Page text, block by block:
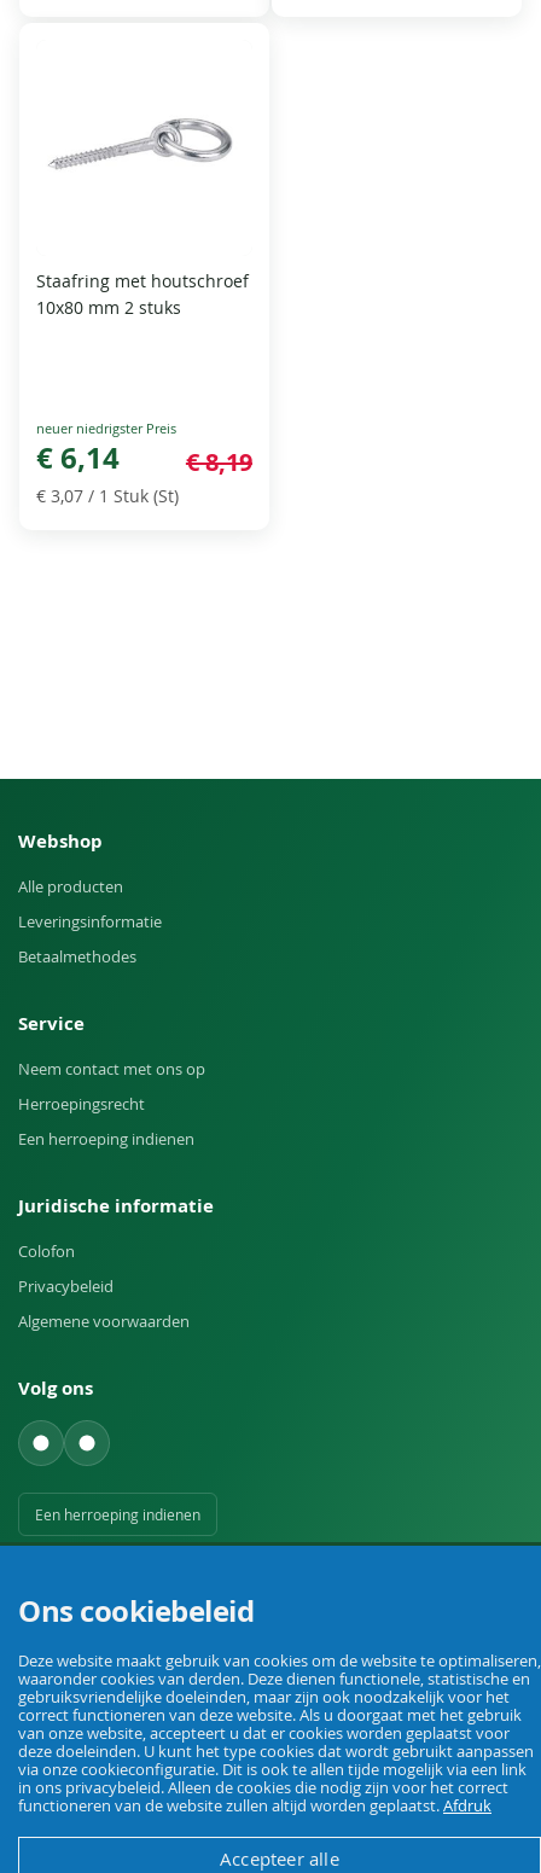
Staafring met houtschroef
10x80 mm 2 stuks
Special
Price
€ 6,14 € 8,19
€ 3,07 / 1 Stuk (St)
Webshop
Alle producten
Leveringsinformatie
Betaalmethodes
Service
Neem contact met ons op
Herroepingsrecht
Een herroeping indienen
Juridische informatie
Colofon
Privacybeleid
Algemene voorwaarden
Volg ons
Een herroeping indienen
Uw vakhandel voor landbouw, veehouderij, huis, erf en tuin.
© Agrarking. Alle rechten voorbehouden.
Algemene voorwaardenPrivacybeleidHerroepingsrechtColofon
Ons cookiebeleid
Deze website maakt gebruik van cookies om de website te optimaliseren,
waaronder cookies van derden. Deze dienen functionele, statistische en
gebruiksvriendelijke doeleinden, maar zijn ook noodzakelijk voor het
correct functioneren van deze website. Als u doorgaat met het gebruik
van onze website, accepteert u dat er cookies worden geplaatst voor
deze doeleinden. U kunt het type cookies dat wordt gebruikt aanpassen
via onze cookieconfiguratie. Dit is ook te allen tijde mogelijk via een link
in ons privacybeleid. Alleen de cookies die nodig zijn voor het correct
functioneren van de website zullen altijd worden geplaatst.Afdruk
Accepteer alle